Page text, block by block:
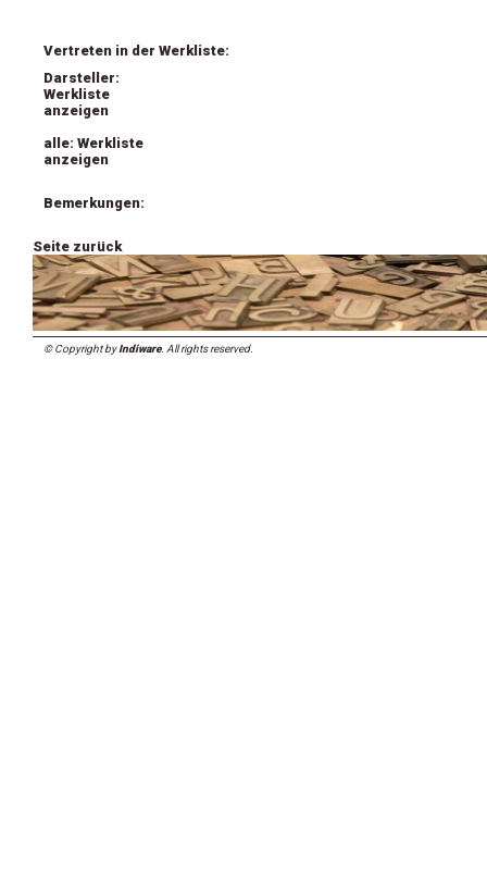
Vertreten in der Werkliste:
Darsteller:
Werkliste
anzeigen
alle: Werkliste
anzeigen
Bemerkungen:
Seite zurück
© Copyright byIndiware. All rights reserved.